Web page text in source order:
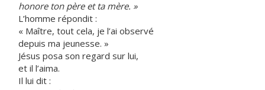
honore ton père et ta mère. »
L’homme répondit :
« Maître, tout cela, je l’ai observé
depuis ma jeunesse. »
Jésus posa son regard sur lui,
et il l’aima.
Il lui dit :